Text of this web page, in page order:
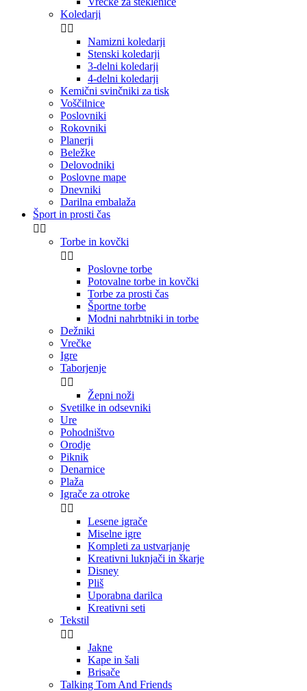
Koledarji
 
Namizni koledarji
Stenski koledarji
3-delni koledarji
4-delni koledarji
Kemični svinčniki za tisk
Voščilnice
Poslovniki
Rokovniki
Planerji
Beležke
Delovodniki
Poslovne mape
Dnevniki
Darilna embalaža
Šport in prosti čas
 
Torbe in kovčki
 
Poslovne torbe
Potovalne torbe in kovčki
Torbe za prosti čas
Športne torbe
Modni nahrbtniki in torbe
Dežniki
Vrečke
Igre
Taborjenje
 
Žepni noži
Svetilke in odsevniki
Ure
Pohodništvo
Orodje
Piknik
Denarnice
Plaža
Igrače za otroke
 
Lesene igrače
Miselne igre
Kompleti za ustvarjanje
Kreativni luknjači in škarje
Disney
Pliš
Uporabna darilca
Kreativni seti
Tekstil
 
Jakne
Kape in šali
Brisače
Talking Tom And Friends